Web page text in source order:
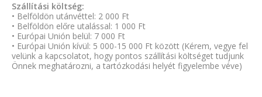
Szállítási költség:
• Belföldön utánvéttel: 2 000 Ft
• Belföldön előre utalással: 1 000 Ft
• Európai Unión belül: 7 000 Ft
• Európai Unión kívül: 5 000-15 000 Ft között (Kérem, vegye fel
velünk a kapcsolatot, hogy pontos szállítási költséget tudjunk
Önnek meghatározni, a tartózkodási helyét figyelembe véve)